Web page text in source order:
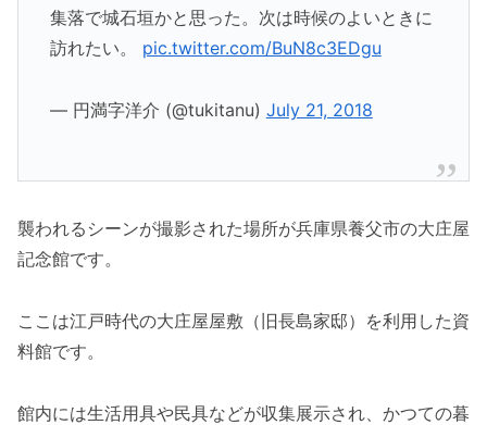
集落で城石垣かと思った。次は時候のよいときに
訪れたい。 pic.twitter.com/BuN8c3EDgu
— 円満字洋介 (@tukitanu) July 21, 2018
襲われるシーンが撮影された場所が兵庫県養父市の大庄屋
記念館です。
ここは江戸時代の大庄屋屋敷（旧長島家邸）を利用した資
料館です。
館内には生活用具や民具などが収集展示され、かつての暮